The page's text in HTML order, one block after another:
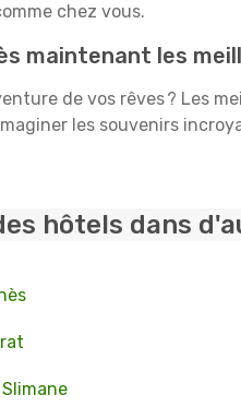
chez vous.
maintenant les
de vos rêves ? Les
les souvenirs
hôtels dans